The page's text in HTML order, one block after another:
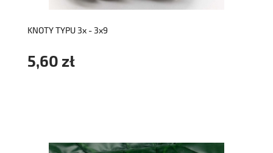
KNOTY TYPU 3x - 3x9
5,60 zł